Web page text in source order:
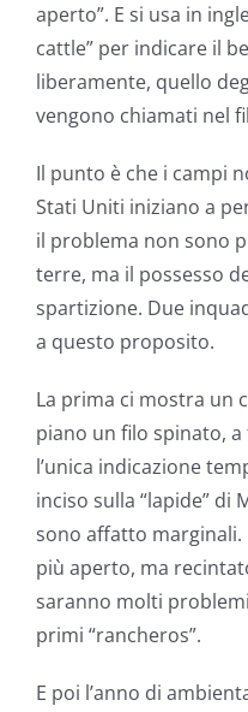
aperto”. E si usa in
cattle” per indicare il
liberamente, quello
vengono chiamati nel
Il punto è che i campi
Stati Uniti iniziano a
il problema non sono
terre, ma il possesso
spartizione. Due
a questo proposito.
La prima ci mostra un
piano un filo spinato, a
l’unica indicazione
inciso sulla “lapide” di
sono affatto marginali.
più aperto, ma
saranno molti
primi “rancheros”.
E poi l’anno di